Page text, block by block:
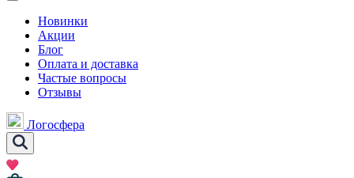
Новинки
Акции
Блог
Оплата и доставка
Частые вопросы
Отзывы
Логосфера